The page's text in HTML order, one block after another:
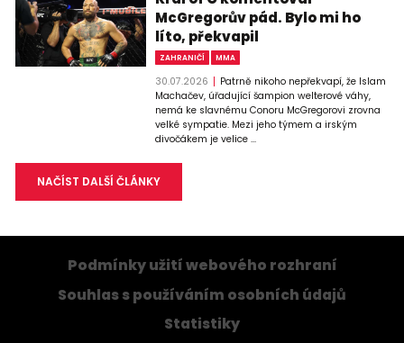
McGregorův pád. Bylo mi ho
líto, překvapil
ZAHRANIČÍ MMA
30.07.2026
Patrně nikoho nepřekvapí, že Islam
Machačev, úřadující šampion welterové váhy,
nemá ke slavnému Conoru McGregorovi zrovna
velké sympatie. Mezi jeho týmem a irským
divočákem je velice ...
NAČÍST DALŠÍ ČLÁNKY
Podmínky užití webového rozhraní
Souhlas s používáním osobních údajů
Statistiky